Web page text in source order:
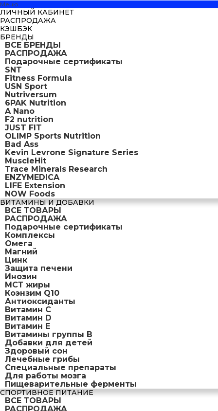
Меню
ЛИЧНЫЙ КАБИНЕТ
РАСПРОДАЖА
КЭШБЭК
БРЕНДЫ
ВСЕ БРЕНДЫ
РАСПРОДАЖА
Подарочные сертификаты
SNT
Fitness Formula
USN Sport
Nutriversum
6PAK Nutrition
A Nano
F2 nutrition
JUST FIT
OLIMP Sports Nutrition
Bad Ass
Kevin Levrone Signature Series
MuscleHit
Trace Minerals Research
ENZYMEDICA
LIFE Extension
NOW Foods
ВИТАМИНЫ И ДОБАВКИ
ВСЕ ТОВАРЫ
РАСПРОДАЖА
Подарочные сертификаты
Комплексы
Омега
Магний
Цинк
Защита печени
Инозин
МСТ жиры
Коэнзим Q10
Антиоксиданты
Витамин С
Витамин D
Витамин Е
Витамины группы B
Добавки для детей
Здоровый сон
Лечебные грибы
Специальные препараты
Для работы мозга
Пищеварительные ферменты
СПОРТИВНОЕ ПИТАНИЕ
ВСЕ ТОВАРЫ
РАСПРОДАЖА